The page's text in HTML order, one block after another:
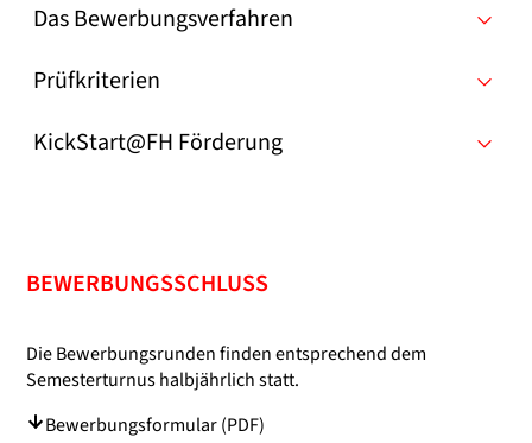
Das Bewerbungsverfahren
Prüfkriterien
KickStart@FH Förderung
BEWERBUNGSSCHLUSS
Die Bewerbungsrunden finden entsprechend dem
Semesterturnus halbjährlich statt.
Bewerbungsformular (PDF)